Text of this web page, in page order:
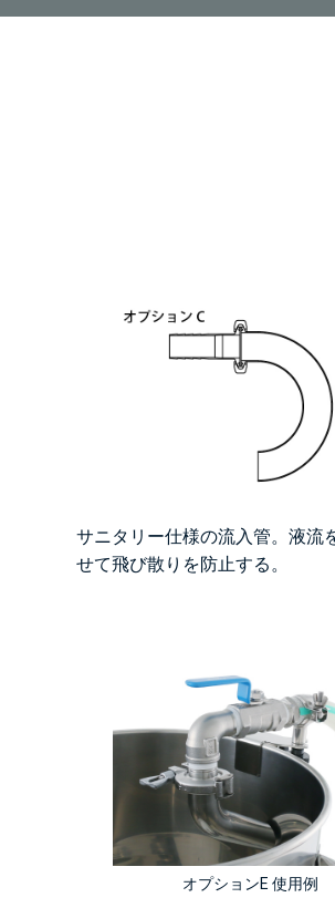
サニタリー仕様の流入管。液流
せて飛び散りを防止する。
オプションE 使用例